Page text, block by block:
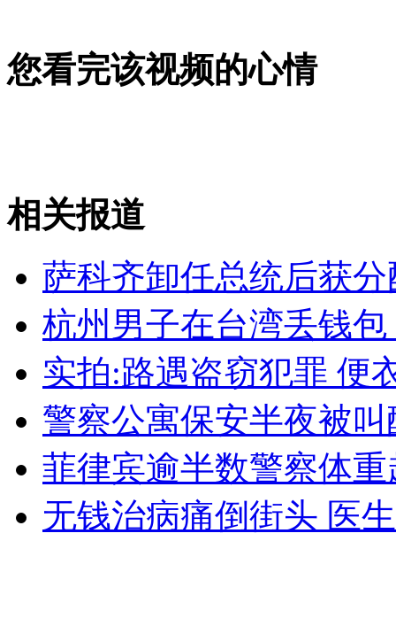
女孩北京地铁殴打老人 痛下狠手拳打脚踢
无痛分娩是否安全 医生回应
外交部：反对强权政治霸凌主义
外交部：有关国家言论片面不公正
您看完该视频的心情
相关报道
萨科齐卸任总统后获
杭州男子在台湾丢钱
实拍:路遇盗窃犯罪 便
警察公寓保安半夜被
菲律宾逾半数警察体
无钱治病痛倒街头 医